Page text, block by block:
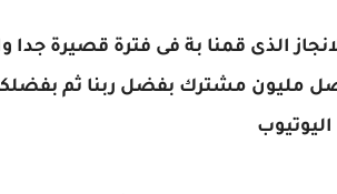
الذى قمنا بة فى فترة قصيرة جدا
القناة توصل مليون مشترك بفضل ربنا ثم